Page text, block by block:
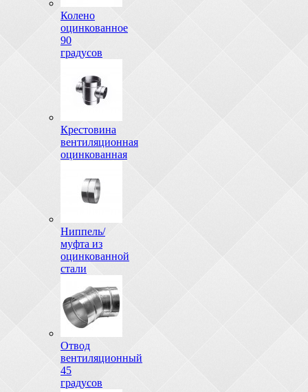
Колено
оцинкованное
90
градусов
Крестовина
вентиляционная
оцинкованная
Ниппель/
муфта из
оцинкованной
стали
Отвод
вентиляционный
45
градусов